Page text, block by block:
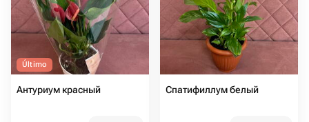
Último
Антуриум красный Спатифиллум белый